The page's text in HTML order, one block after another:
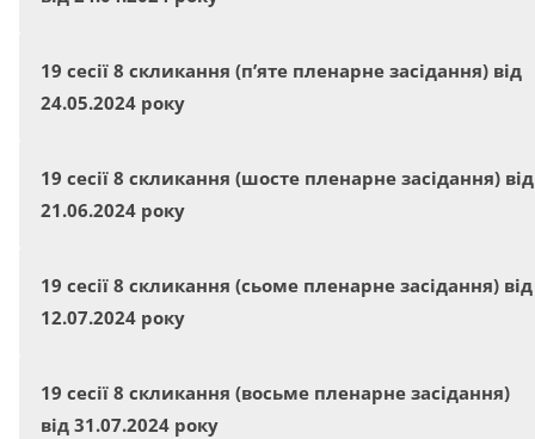
19 сесії 8 скликання (п’яте пленарне засідання) від
24.05.2024 року
19 сесії 8 скликання (шосте пленарне засідання) від
21.06.2024 року
19 сесії 8 скликання (сьоме пленарне засідання) від
12.07.2024 року
19 сесії 8 скликання (восьме пленарне засідання)
від 31.07.2024 року